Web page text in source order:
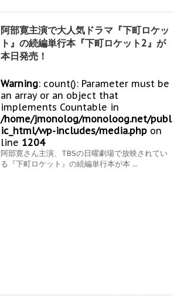
阿部寛主演で大人気ドラマ『下町ロケッ
ト』の続編単行本『下町ロケット2』が
本日発売！
Warning: count(): Parameter must be
an array or an object that
implements Countable in
/home/jmonolog/monoloog.net/publ
ic_html/wp-includes/media.php on
line 1204
阿部寛さん主演、TBSの日曜劇場で放映されてい
る『下町ロケット』の続編単行本が本 ...